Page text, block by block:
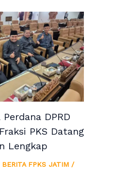
DPRD
PKS Datang
Lengkap
BERITA FPKS JATIM /